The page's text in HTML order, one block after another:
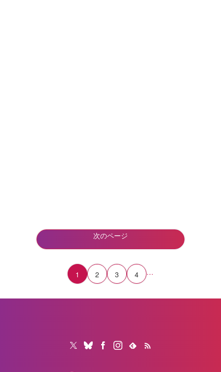
次のページ
1 2 3 4 …